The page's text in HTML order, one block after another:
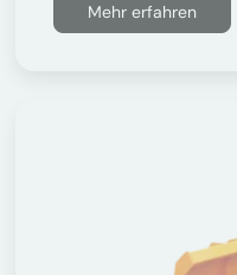
Mehr erfahren